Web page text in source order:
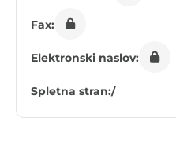
Fax:
Elektronski naslov:
Spletna stran:/